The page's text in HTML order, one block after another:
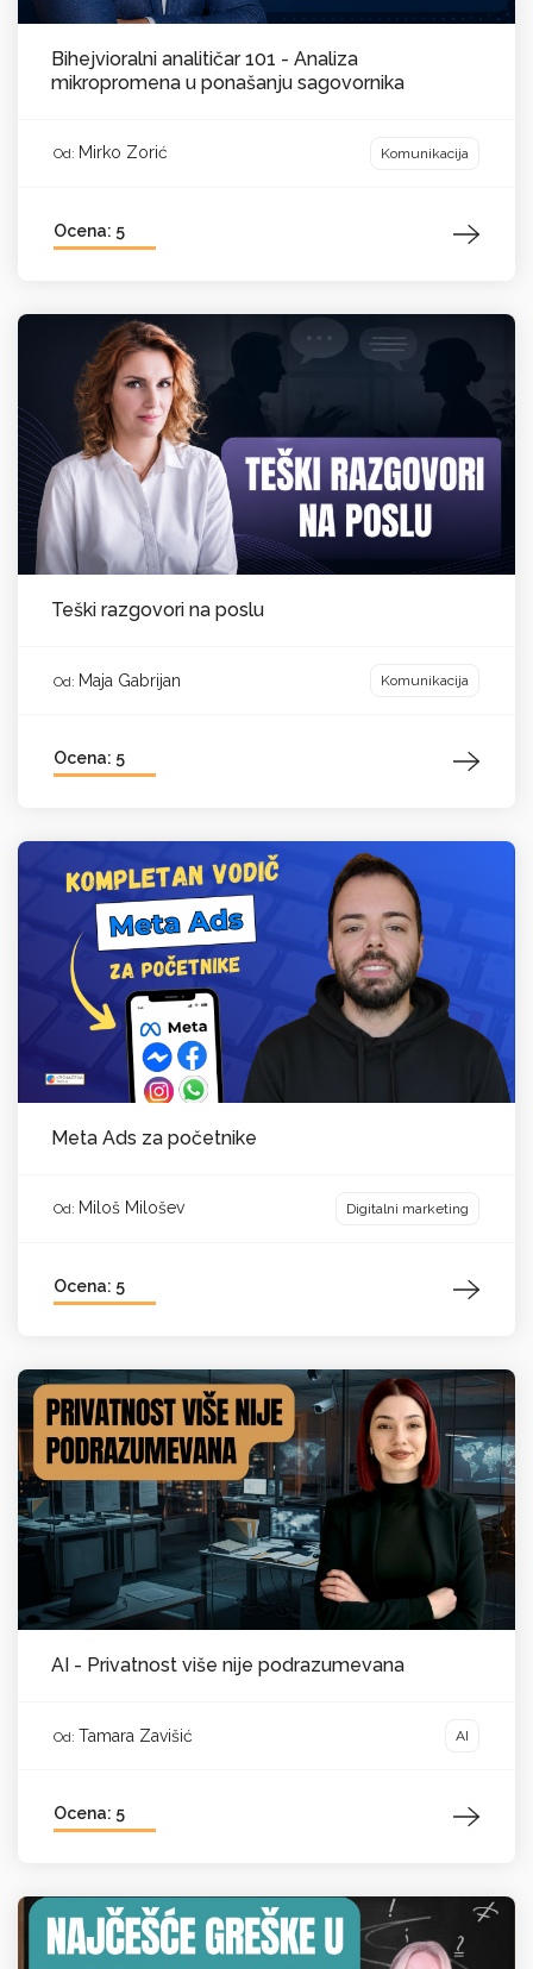
Bihejvioralni analitičar 101 - Analiza
mikropromena u ponašanju sagovornika
Od: Mirko Zorić Komunikacija
Ocena: 5
Teški razgovori na poslu
Od: Maja Gabrijan Komunikacija
Ocena: 5
Meta Ads za početnike
Od: Miloš Milošev Digitalni marketing
Ocena: 5
AI - Privatnost više nije podrazumevana
Od: Tamara Zavišić AI
Ocena: 5